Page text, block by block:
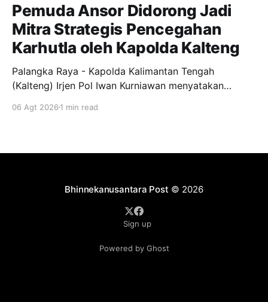
Pemuda Ansor Didorong Jadi
Mitra Strategis Pencegahan
Karhutla oleh Kapolda Kalteng
Palangka Raya - Kapolda Kalimantan Tengah
(Kalteng) Irjen Pol Iwan Kurniawan menyatakan
menjadi garda terdepan dalam upaya pencegahan
disampaikan Kapolda, usai menghadiri apel siaga
Ansor Kalteng di
06 Agt 2026 1 min read
Bhinnekanusantara Post © 2026
Sign up
Powered by Ghost